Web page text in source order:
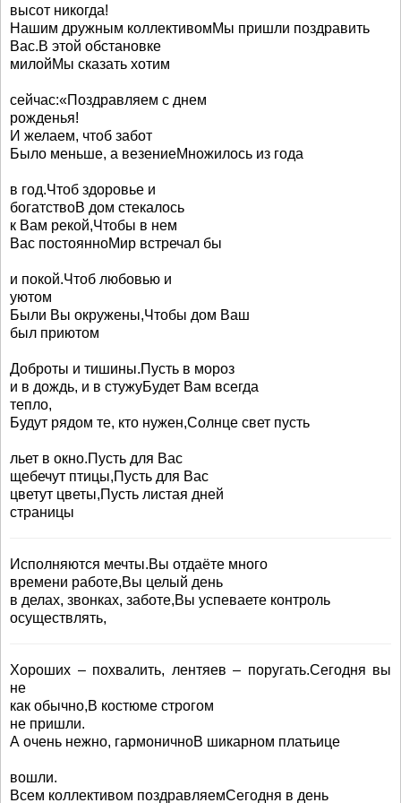
высот никогда!
Нашим дружным коллективомМы пришли поздравить
Вас.В этой обстановке
милойМы сказать хотим
сейчас:«Поздравляем с днем
рожденья!
И желаем, чтоб забот
Было меньше, а везениеМножилось из года
в год.Чтоб здоровье и
богатствоВ дом стекалось
к Вам рекой,Чтобы в нем
Вас постоянноМир встречал бы
и покой.Чтоб любовью и
уютом
Были Вы окружены,Чтобы дом Ваш
был приютом
Доброты и тишины.Пусть в мороз
и в дождь, и в стужуБудет Вам всегда
тепло,
Будут рядом те, кто нужен,Солнце свет пусть
льет в окно.Пусть для Вас
щебечут птицы,Пусть для Вас
цветут цветы,Пусть листая дней
страницы
Исполняются мечты.Вы отдаёте много
времени работе,Вы целый день
в делах, звонках, заботе,Вы успеваете контроль
осуществлять,
Хороших – похвалить, лентяев – поругать.Сегодня вы
не
как обычно,В костюме строгом
не пришли.
А очень нежно, гармоничноВ шикарном платьице
вошли.
Всем коллективом поздравляемСегодня в день